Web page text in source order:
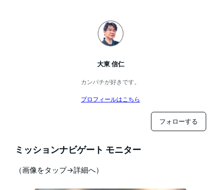
大東 信仁
カンパチが好きです。
プロフィールはこちら
フォローする
ミッションナビゲート モニター
（画像をタップ→詳細へ）